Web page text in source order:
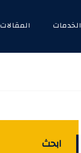
الخدمات المقالات
ابحث